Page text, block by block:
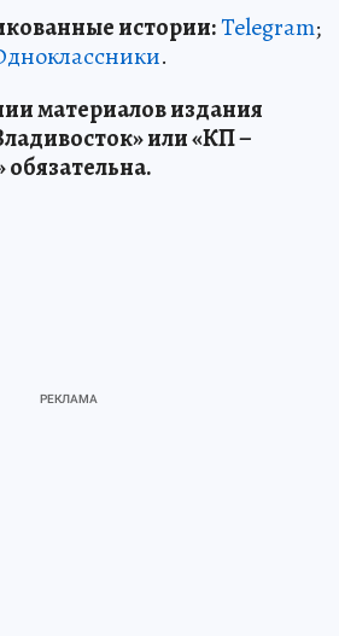
истории:Telegram;
.
материалов издания
или «КП –